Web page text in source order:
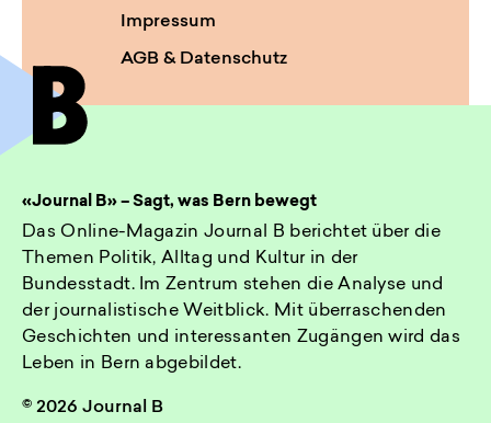
Impressum
AGB & Datenschutz
«Journal B» – Sagt, was Bern bewegt
Das Online-Magazin Journal B berichtet über die
Themen Politik, Alltag und Kultur in der
Bundesstadt. Im Zentrum stehen die Analyse und
der journalistische Weitblick. Mit überraschenden
Geschichten und interessanten Zugängen wird das
Leben in Bern abgebildet.
© 2026 Journal B